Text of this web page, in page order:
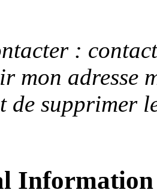
:
mon adresse
de supprimer
Information